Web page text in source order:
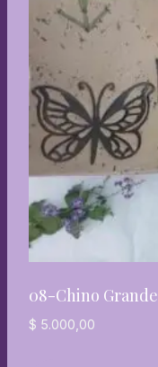
08-Chino Grande
$ 5.000,00